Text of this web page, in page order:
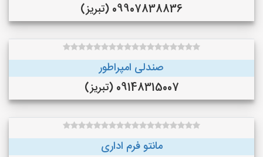
09907838836 (تبریز)
صندلی امپراطور
09148315007 (تبریز)
مانتو فرم اداری